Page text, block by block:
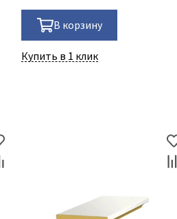
В корзину
Купить в 1 клик